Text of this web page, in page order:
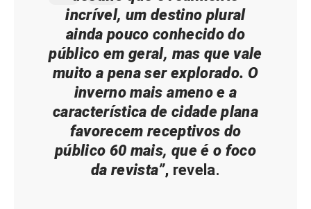
incrível, um destino plural
ainda pouco conhecido do
público em geral, mas que vale
muito a pena ser explorado. O
inverno mais ameno e a
característica de cidade plana
favorecem receptivos do
público 60 mais, que é o foco
da revista”, revela.